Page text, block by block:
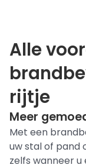
Alle
rijtje
Meer
Met een
uw stal of pand
zelfs wanneer